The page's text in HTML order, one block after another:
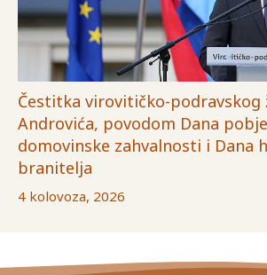
Čestitka virovitičko-podravskog
Androvića, povodom Dana
domovinske zahvalnosti i Dana
branitelja
4 kolovoza, 2026